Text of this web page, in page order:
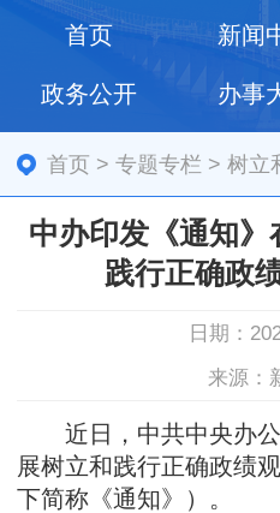
首页 新闻
政务公开 办事
首页 >专题专栏 >树立
中办印发《通知
践行正确政
日期：
来源：
近日，中共中央办公
展树立和践行正确政绩
下简称《通知》）。